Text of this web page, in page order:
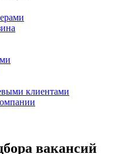
клиентами
вакансий